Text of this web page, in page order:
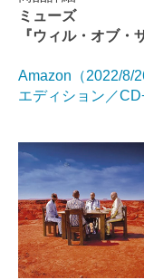
ミューズ
『ウィル・オブ・
Amazon（2022/8/
エディション／